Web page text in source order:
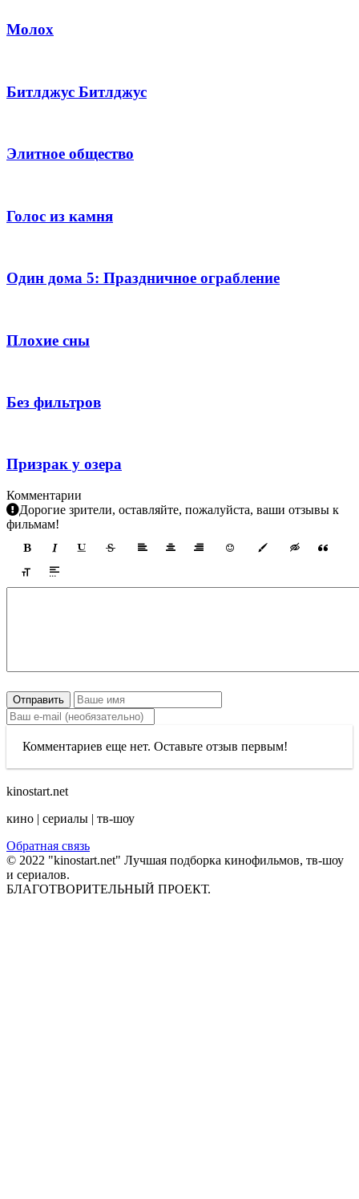
Молох
Битлджус Битлджус
Элитное общество
Голос из камня
Один дома 5: Праздничное ограбление
Плохие сны
Без фильтров
Призрак у озера
Комментарии
Дорогие зрители, оставляйте, пожалуйста, ваши отзывы к
фильмам!
Отправить
Комментариев еще нет. Оставьте отзыв первым!
kinostart.net
кино | сериалы | тв-шоу
Обратная связь
© 2022 "kinostart.net" Лучшая подборка кинофильмов, тв-шоу
и сериалов.
БЛАГОТВОРИТЕЛЬНЫЙ ПРОЕКТ.